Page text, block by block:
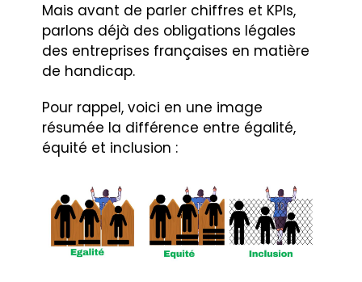
Mais avant de parler chiffres et KPIs,
parlons déjà des obligations légales
des entreprises françaises en matière
de handicap.
Pour rappel, voici en une image
résumée la différence entre égalité,
équité et inclusion :